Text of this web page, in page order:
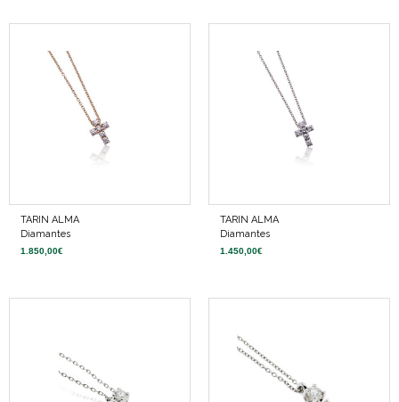
TARIN ALMA
Diamantes
1.850,00€
TARIN ALMA
Diamantes
1.450,00€